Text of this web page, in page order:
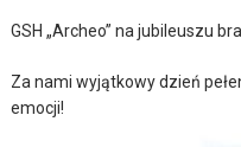
GSH „Archeo” na jubileuszu
Za nami wyjątkowy dzień
emocji!